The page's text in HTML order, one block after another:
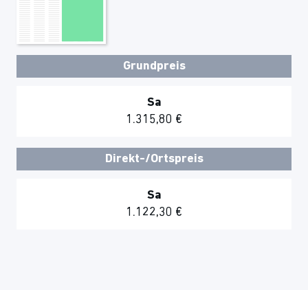
Grundpreis
Sa
1.315,80 €
Direkt-/Ortspreis
Sa
1.122,30 €